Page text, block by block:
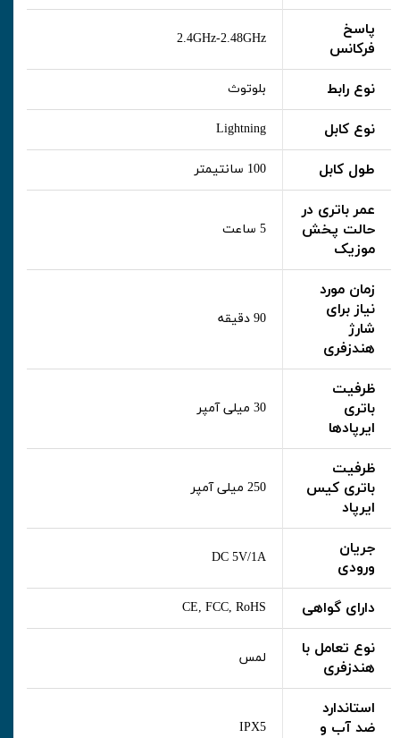
پاسخ
فرکانس
2.4GHz-2.48GHz
نوع رابط بلوتوث
نوع کابل Lightning
طول کابل 100 سانتیمتر
عمر باتری در
حالت پخش
موزیک
5 ساعت
زمان مورد
نیاز برای
شارژ
هندزفری
90 دقیقه
ظرفیت
باتری
ایرپادها
30 میلی آمپر
ظرفیت
باتری کیس
ایرپاد
250 میلی آمپر
جریان
ورودی
DC 5V/1A
دارای گواهی CE, FCC, RoHS
نوع تعامل با
هندزفری
لمس
استاندارد
ضد آب و
IPX5